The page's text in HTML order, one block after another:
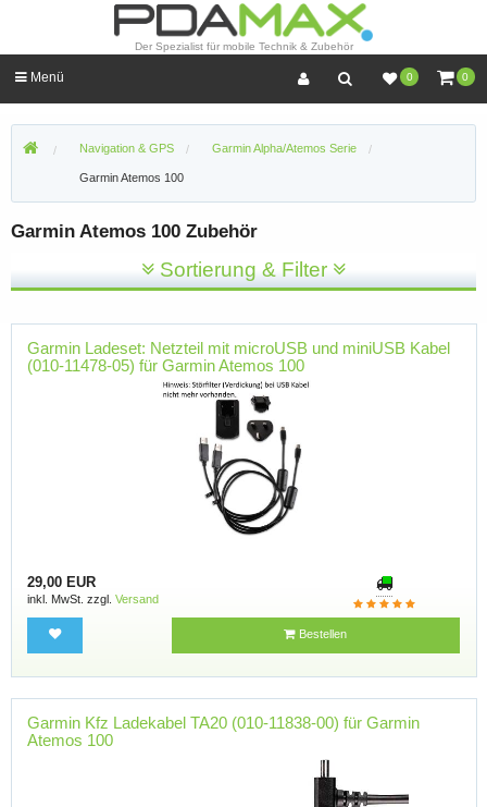
Der Spezialist für mobile Technik & Zubehör
0 0
Menü
Navigation & GPS Garmin Alpha/Atemos Serie
Garmin Atemos 100
Garmin Atemos 100 Zubehör
Sortierung & Filter
Garmin Ladeset: Netzteil mit microUSB und miniUSB Kabel
(010-11478-05) für Garmin Atemos 100
29,00 EUR
inkl. MwSt. zzgl. Versand
Bestellen
Garmin Kfz Ladekabel TA20 (010-11838-00) für Garmin
Atemos 100